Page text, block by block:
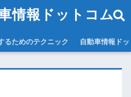
情報ドットコム
るためのテクニック 自動車情報ド